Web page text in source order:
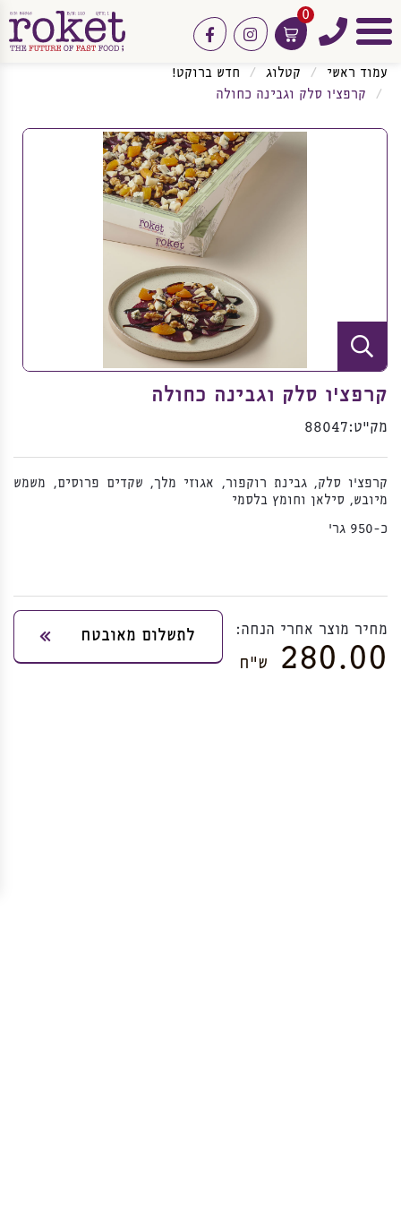
תפריט
טלפון
0
instagram
facebook
עמוד ראשי קטלוג
חדש ברוקט!
קרפצ'ו סלק וגבינה כחולה
קרפצ'ו סלק וגבינה כחולה
מק”ט:88047
קרפצ'ו סלק, גבינת רוקפור, אגוזי מלך, שקדים פרוסים, משמש
מיובש, סילאן וחומץ בלסמי
כ-950 גר'
מחיר מוצר אחרי הנחה:
280.00 ש”ח
לתשלום מאובטח